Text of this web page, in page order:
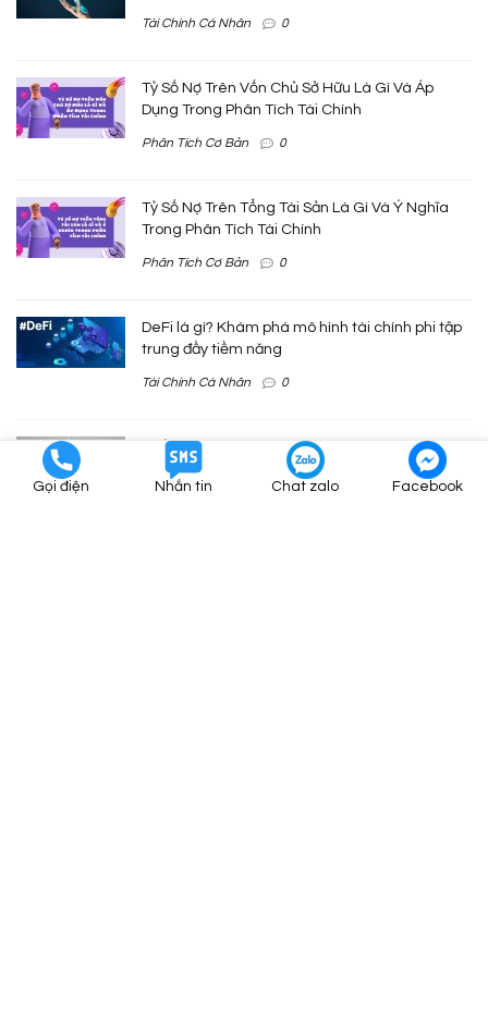
Tài Chính Cá Nhân 0
Tỷ Số Nợ Trên Vốn Chủ Sở Hữu Là Gì Và Áp
Dụng Trong Phân Tích Tài Chính
Phân Tích Cơ Bản 0
Tỷ Số Nợ Trên Tổng Tài Sản Là Gì Và Ý Nghĩa
Trong Phân Tích Tài Chính
Phân Tích Cơ Bản 0
DeFi là gì? Khám phá mô hình tài chính phi tập
trung đầy tiềm năng
Tài Chính Cá Nhân 0
Khấu hao là gì? Phân loại và cách tính
Tài Chính Cá Nhân 0
Gọi điện Nhắn tin Chat zalo Facebook